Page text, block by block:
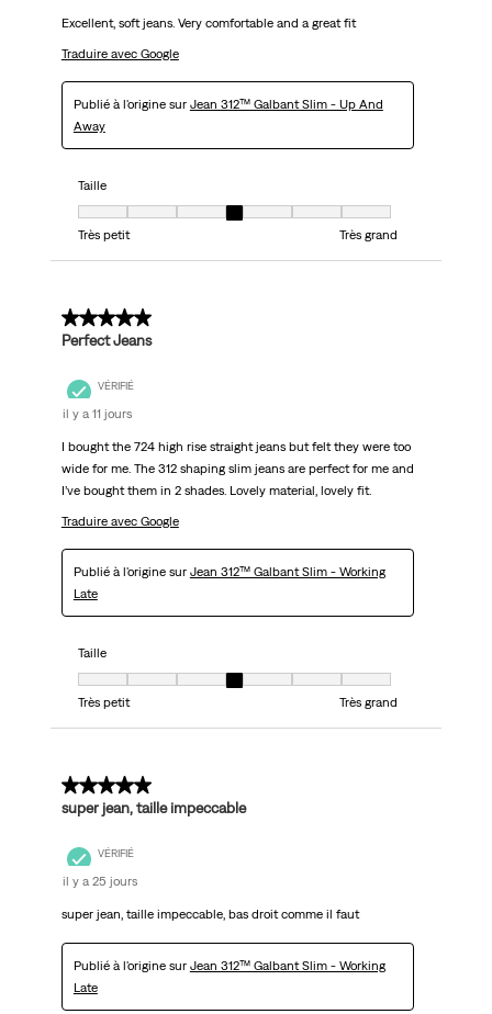
Excellent, soft jeans. Very comfortable and a great fit
Traduire avec Google
Publié à l'origine sur Jean 312™ Galbant Slim - Up And
Away
Taille
Taille, 4 sur 7, où 1 est égal à Très petit et 7 est égal à Très grand
Très petit
Très grand
5 sur 5 étoiles.
Perfect Jeans
VÉRIFIÉ
il y a 11 jours
I bought the 724 high rise straight jeans but felt they were too
wide for me. The 312 shaping slim jeans are perfect for me and
I’ve bought them in 2 shades. Lovely material, lovely fit.
Traduire avec Google
Publié à l'origine sur Jean 312™ Galbant Slim - Working
Late
Taille
Taille, 4 sur 7, où 1 est égal à Très petit et 7 est égal à Très grand
Très petit
Très grand
5 sur 5 étoiles.
super jean, taille impeccable
VÉRIFIÉ
il y a 25 jours
super jean, taille impeccable, bas droit comme il faut
Publié à l'origine sur Jean 312™ Galbant Slim - Working
Late